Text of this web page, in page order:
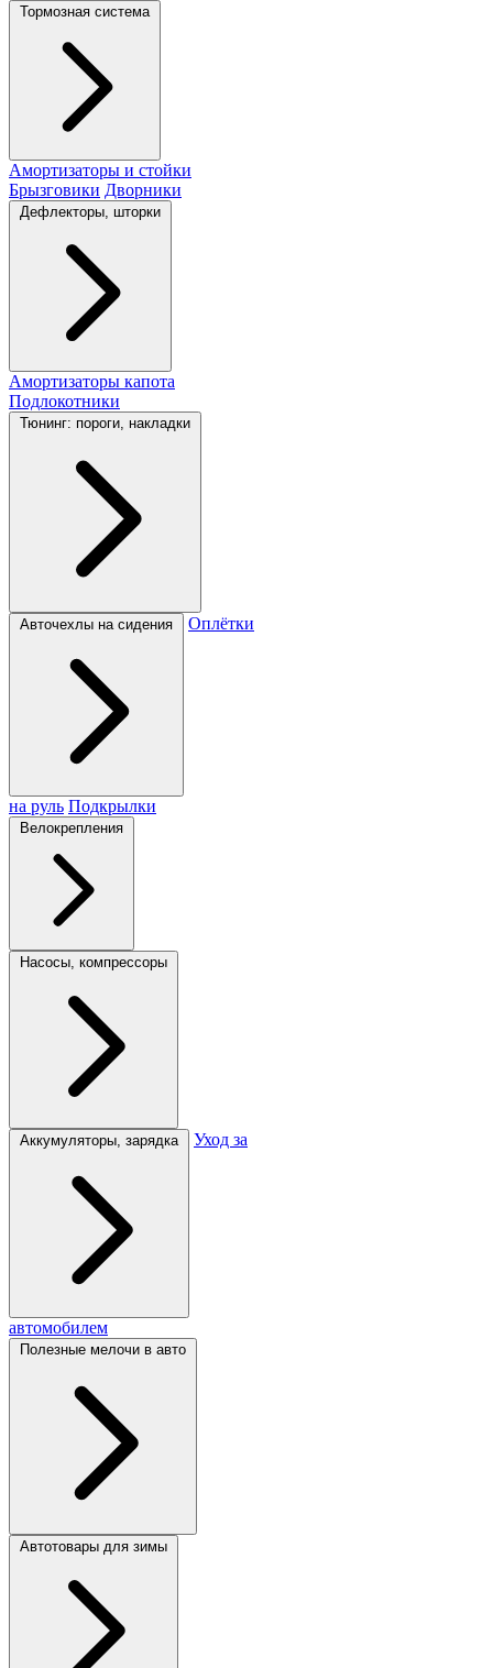
Тормозная система
Амортизаторы и стойки
Брызговики Дворники
Дефлекторы, шторки
Амортизаторы капота
Подлокотники
Тюнинг: пороги, накладки
Авточехлы на сидения Оплётки
на руль Подкрылки
Велокрепления
Насосы, компрессоры
Аккумуляторы, зарядка Уход за
автомобилем
Полезные мелочи в авто
Автотовары для зимы